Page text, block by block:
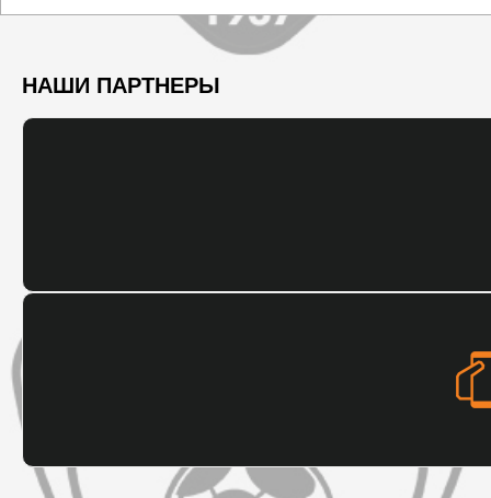
НАШИ ПАРТНЕРЫ